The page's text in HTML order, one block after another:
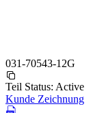
031-70543-12G
Teil Status: Active
Kunde Zeichnung